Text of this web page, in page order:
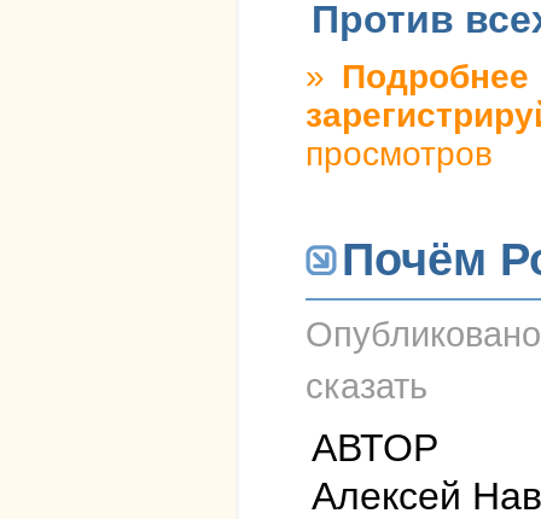
Против
» Подробнее
просмотров
Почём
сказать
АВТОР
Алексей